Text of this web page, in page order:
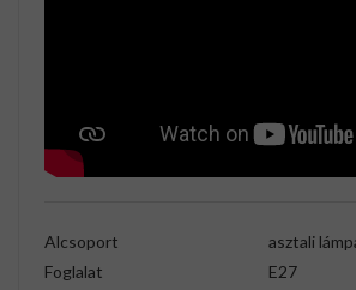
Alcsoport
asztali
Foglalat
E27